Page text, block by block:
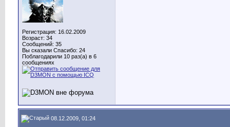
Регистрация: 16.02.2009
Возраст: 34
Сообщений: 35
Вы сказали Спасибо: 24
Поблагодарили 10 раз(а) в 6
сообщениях
08.12.2009, 01:24